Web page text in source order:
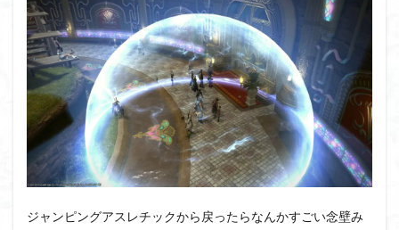
ジャンピングアスレチックから戻ったらなんかすごい念壁み